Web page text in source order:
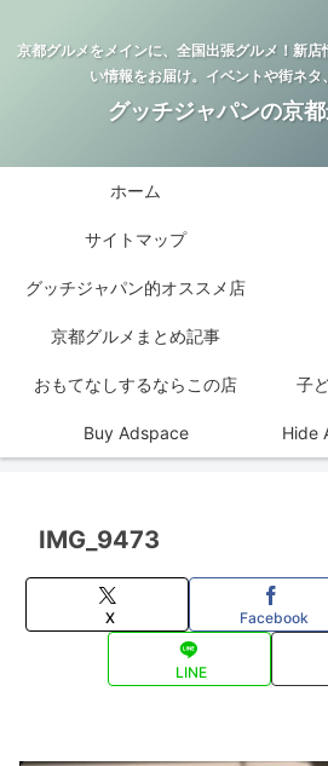
京都グルメをメインに、全国出張グルメ！新
い情報をお届け。イベントや街ネタ
グッチジャパンの京
ホーム
サイトマップ
グッチジャパン的オススメ店
京都グルメまとめ記事
おもてなしするならこの店 子
Buy Adspace Hide
IMG_9473
X Facebook
LINE